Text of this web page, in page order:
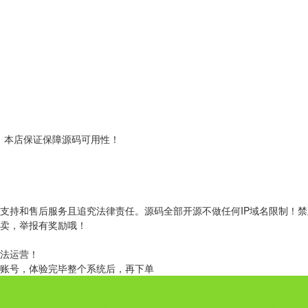
店保证保障源码可用性！
和售后服务且追究法律责任。源码全部开源不做任何IP域名限制！
，举报有奖励哦！
运营！
号，体验完毕整个系统后，再下单